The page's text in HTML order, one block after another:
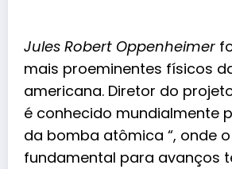
Jules Robert Oppenheimer
mais proeminentes físicos
americana. Diretor do
é conhecido mundialmente
da bomba atômica “, onde
fundamental para avanços